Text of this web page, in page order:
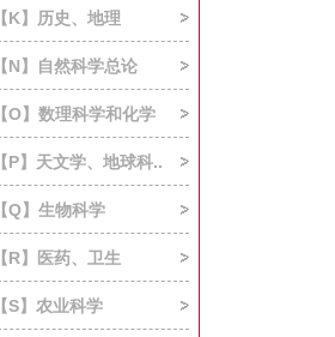
【K】历史、地理
【N】自然科学总论
【O】数理科学和化学
【P】天文学、地球科..
【Q】生物科学
【R】医药、卫生
【S】农业科学